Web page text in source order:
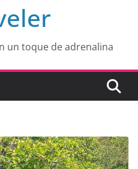
un toque de adrenalina